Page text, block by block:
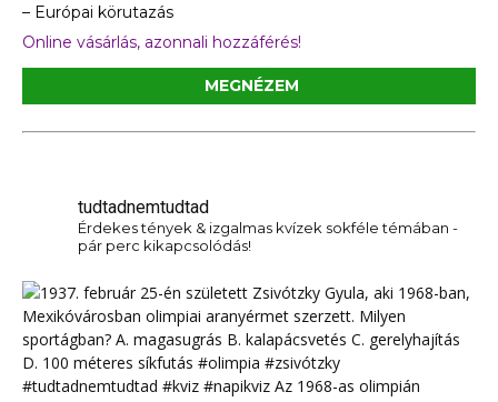
– Európai körutazás
Online vásárlás, azonnali hozzáférés!
MEGNÉZEM
tudtadnemtudtad
Érdekes tények & izgalmas kvízek sokféle témában -
pár perc kikapcsolódás!